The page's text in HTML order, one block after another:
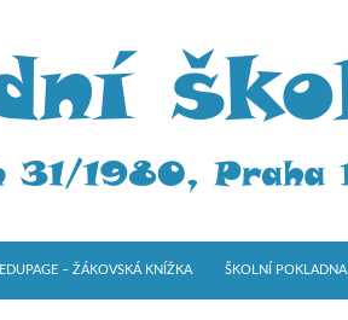
EDUPAGE – ŽÁKOVSKÁ KNÍŽKA ŠKOLNÍ POKLADNA